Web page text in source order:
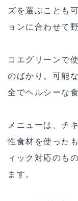
ズを選ぶことも
ョンに合わせて
コエグリーンで
のばかり。可能
全でヘルシーな
メニューは、チ
性食材を使った
ィック対応のも
ます。